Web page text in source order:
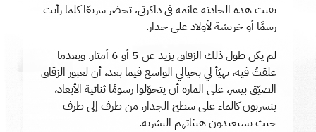
بقيت هذه الحادثة عائمة في ذاكرتي، تحضر سريعّا كلما رأيت
رسمًا أو خربشة لأولاد على جدار.
لم يكن طول ذلك الزقاق يزيد عن 5 أو 6 أمتار. وبعدما
علقتُ فيه، تهيّأ لي بخيالي الواسع فيما بعد، أن لعبور الزقاق
الضيّق بيسر، على المارة أن يتحوّلوا رسومًا ثنائية الأبعاد،
ينسربون كالماء على سطح الجدار، من طرف إلى طرف
حيث يستعيدون هيئاتهم البشرية.